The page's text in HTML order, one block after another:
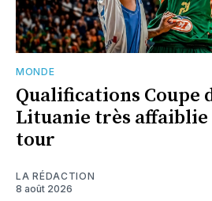
MONDE
Qualifications Coupe
Lituanie très affaiblie
tour
LA RÉDACTION
8 août 2026